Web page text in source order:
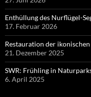
Enthüllung des Nurflügel-
17. Februar 2026
Restauration der ikonischen
21. Dezember 2025
SWR: Frühling in
6. April 2025